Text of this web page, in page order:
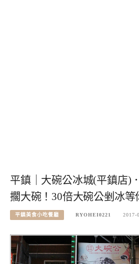
平鎮｜大碗公冰城(平鎮店)
擱大碗！30倍大碗公剉冰等
平鎮美食小吃餐廳 RYOHEI0221 2017-